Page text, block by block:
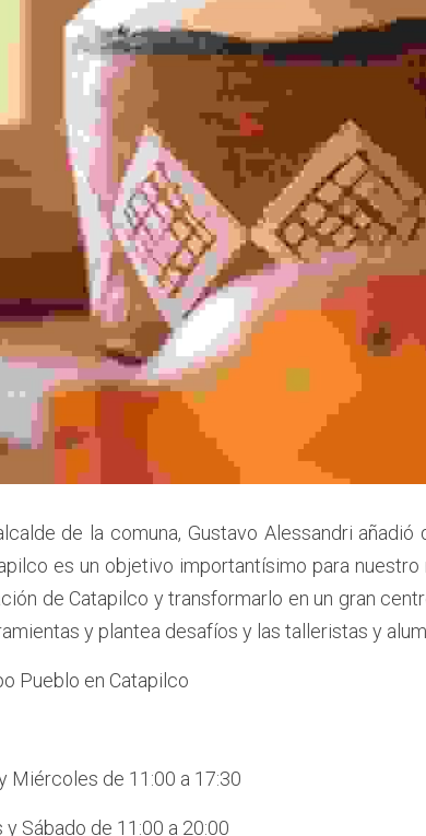
de la comuna, Gustavo Alessandri
es un objetivo importantísimo para
de Catapilco y transformarlo en un gran
y plantea desafíos y las talleristas y
Pueblo en Catapilco
Miércoles de 11:00 a 17:30
Sábado de 11:00 a 20:00